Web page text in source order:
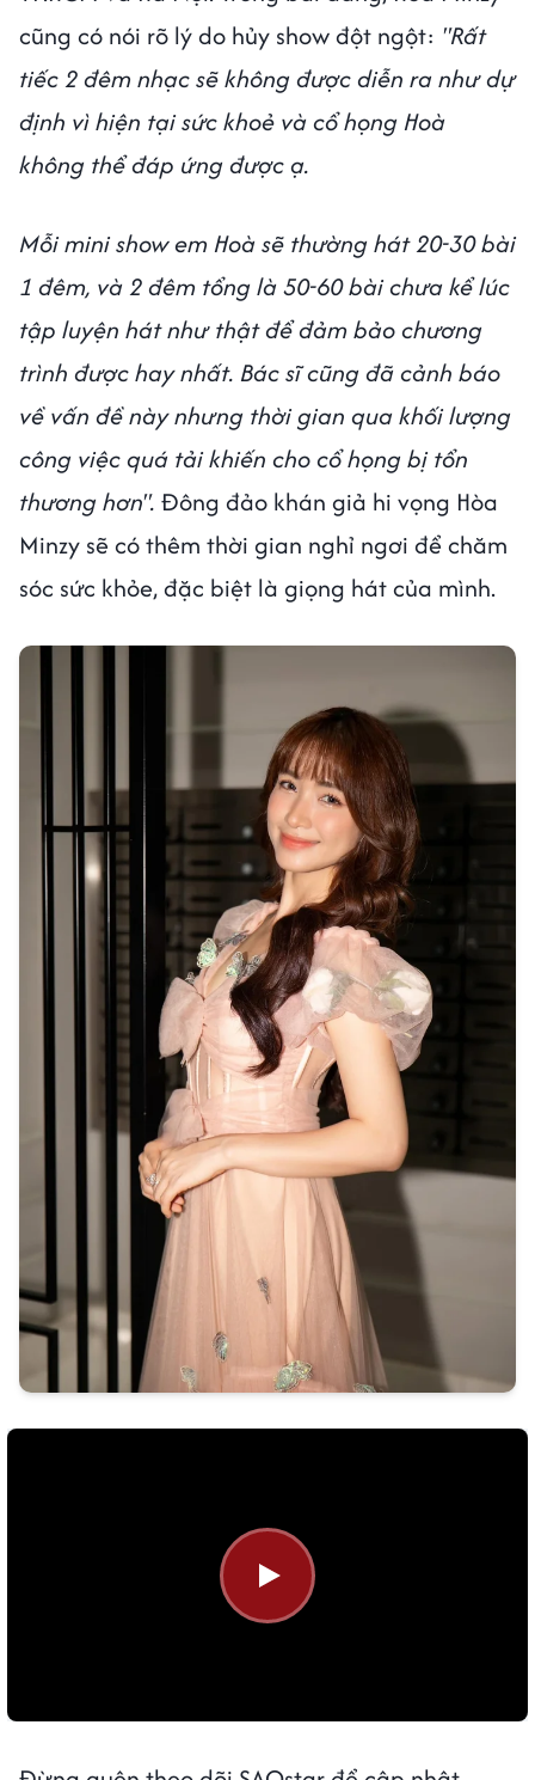
cũng có nói rõ lý do hủy show đột ngột: "Rất
tiếc 2 đêm nhạc sẽ không được diễn ra như dự
định vì hiện tại sức khoẻ và cổ họng Hoà
không thể đáp ứng được ạ.
Mỗi mini show em Hoà sẽ thường hát 20-30 bài
1 đêm, và 2 đêm tổng là 50-60 bài chưa kể lúc
tập luyện hát như thật để đảm bảo chương
trình được hay nhất. Bác sĩ cũng đã cảnh báo
về vấn đề này nhưng thời gian qua khối lượng
công việc quá tải khiến cho cổ họng bị tổn
thương hơn". Đông đảo khán giả hi vọng Hòa
Minzy sẽ có thêm thời gian nghỉ ngơi để chăm
sóc sức khỏe, đặc biệt là giọng hát của mình.